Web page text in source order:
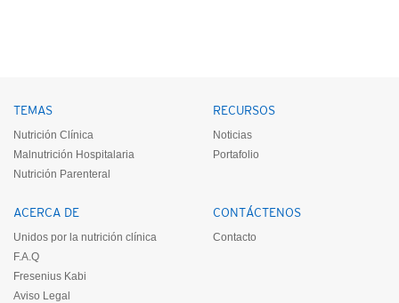
TEMAS
Nutrición Clínica
Malnutrición Hospitalaria
Nutrición Parenteral
RECURSOS
Noticias
Portafolio
ACERCA DE
Unidos por la nutrición clínica
F.A.Q
Fresenius Kabi
Aviso Legal
CONTÁCTENOS
Contacto